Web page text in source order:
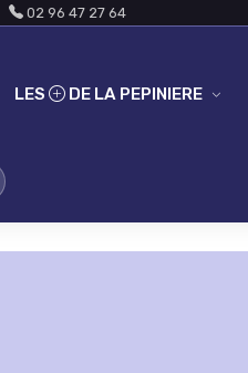
02 96 47 27 64
LES DE LA PEPINIERE